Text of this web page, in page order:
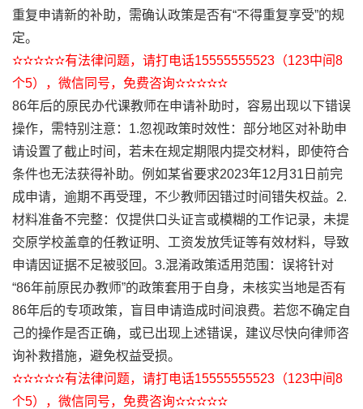
重复申请新的补助，需确认政策是否有“不得重复享受”的规
定。
✫✫✫✫✫有法律问题，请打电话15555555523（123中间8
个5），微信同号，免费咨询✫✫✫✫✫
86年后的原民办代课教师在申请补助时，容易出现以下错误
操作，需特别注意：1.忽视政策时效性：部分地区对补助申
请设置了截止时间，若未在规定期限内提交材料，即使符合
条件也无法获得补助。例如某省要求2023年12月31日前完
成申请，逾期不再受理，不少教师因错过时间错失权益。2.
材料准备不完整：仅提供口头证言或模糊的工作记录，未提
交原学校盖章的任教证明、工资发放凭证等有效材料，导致
申请因证据不足被驳回。3.混淆政策适用范围：误将针对
“86年前原民办教师”的政策套用于自身，未核实当地是否有
86年后的专项政策，盲目申请造成时间浪费。若您不确定自
己的操作是否正确，或已出现上述错误，建议尽快向律师咨
询补救措施，避免权益受损。
✫✫✫✫✫有法律问题，请打电话15555555523（123中间8
个5），微信同号，免费咨询✫✫✫✫✫